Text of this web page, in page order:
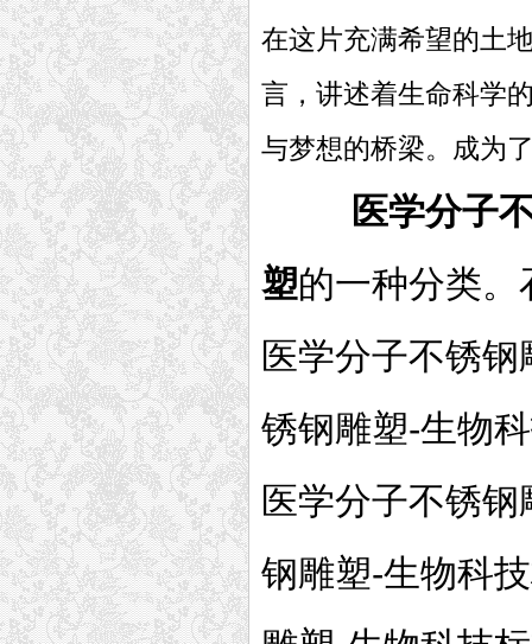
在这片充满希望的土
言，讲述着生命科学
与梦想的桥梁。成为
医学分子
塑的一种分类
医学分子不锈
锈钢雕塑-生物
医学分子不锈
钢雕塑-生物科